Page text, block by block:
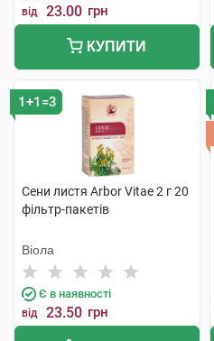
від 23.00 грн
КУПИТИ
1+1=3
Сени листя Arbor Vitae 2 г 20
фільтр-пакетів
Віола
Є в наявності
від 23.50 грн